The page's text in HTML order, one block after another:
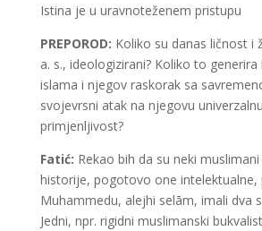
Istina je u uravnoteženem pristupu
PREPOROD: Koliko su danas ličnost i
a. s., ideologizirani? Koliko to generira
islama i njegov raskorak sa
svojevrsni atak na njegovu
primjenljivost?
Fatić: Rekao bih da su neki
historije, pogotovo one intelektualne,
Muhammedu, alejhi selām, imali dva
Jedni, npr. rigidni muslimanski